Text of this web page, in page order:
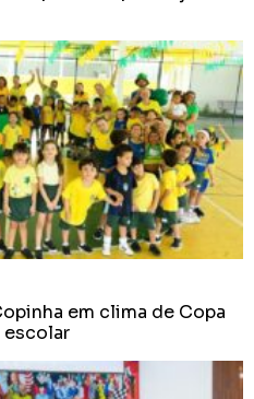
em clima de Copa
escolar